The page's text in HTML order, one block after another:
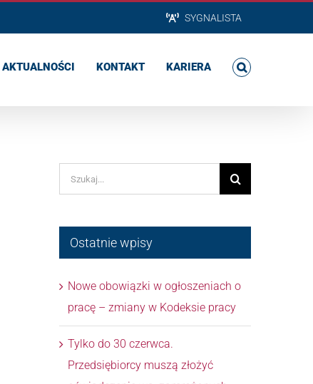
SYGNALISTA
AKTUALNOŚCI KONTAKT KARIERA
Szukaj
Ostatnie wpisy
Nowe obowiązki w ogłoszeniach o
pracę – zmiany w Kodeksie pracy
Tylko do 30 czerwca.
Przedsiębiorcy muszą złożyć